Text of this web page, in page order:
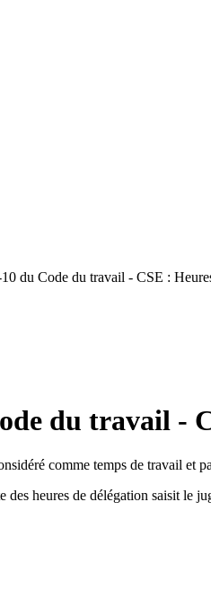
du Code du travail - CSE :
du travail -
comme temps de travail et
heures de délégation saisit le